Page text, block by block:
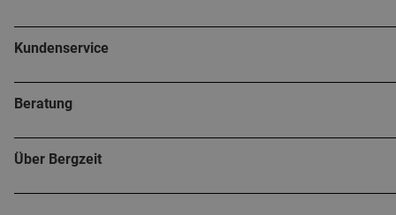
Kundenservice
Beratung
Über Bergzeit